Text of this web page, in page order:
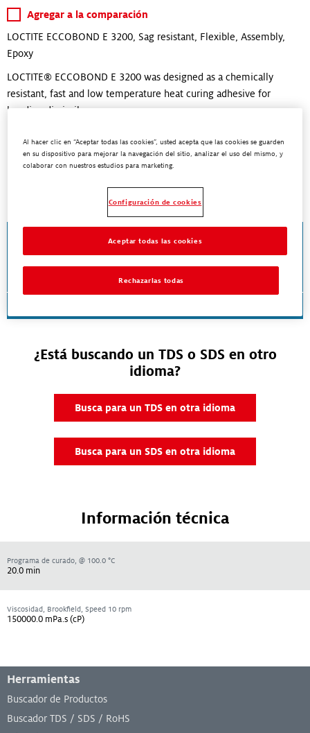
Agregar a la comparación
LOCTITE ECCOBOND E 3200, Sag resistant, Flexible, Assembly,
Epoxy
LOCTITE® ECCOBOND E 3200 was designed as a chemically
resistant, fast and low temperature heat curing adhesive for
bonding dissimilar...
Documentos y Descargas
Hoja de Datos Técnicos
LOCTITE® ECCOBOND E 3200
¿Está buscando un TDS o SDS en otro
idioma?
Busca para un TDS en otra idioma
Busca para un SDS en otra idioma
Información técnica
Programa de curado, @ 100.0 °C
20.0 min
Viscosidad, Brookfield, Speed 10 rpm
150000.0 mPa.s (cP)
Herramientas
Buscador de Productos
Buscador TDS / SDS / RoHS
Al hacer clic en “Aceptar todas las cookies”, usted acepta que las cookies se guarden
en su dispositivo para mejorar la navegación del sitio, analizar el uso del mismo, y
colaborar con nuestros estudios para marketing.
Configuración de cookies
Rechazarlas todas
Aceptar todas las cookies